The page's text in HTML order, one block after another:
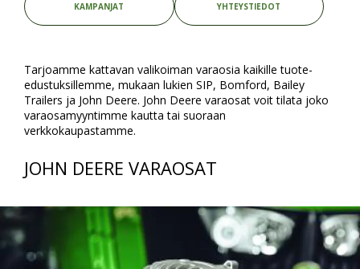
KAMPANJAT YHTEYSTIEDOT
Tarjoamme kattavan valikoiman varaosia kaikille tuote-
edustuksillemme, mukaan lukien SIP, Bomford, Bailey
Trailers ja John Deere. John Deere varaosat voit tilata joko
varaosamyyntimme kautta tai suoraan
verkkokaupastamme.
JOHN DEERE VARAOSAT